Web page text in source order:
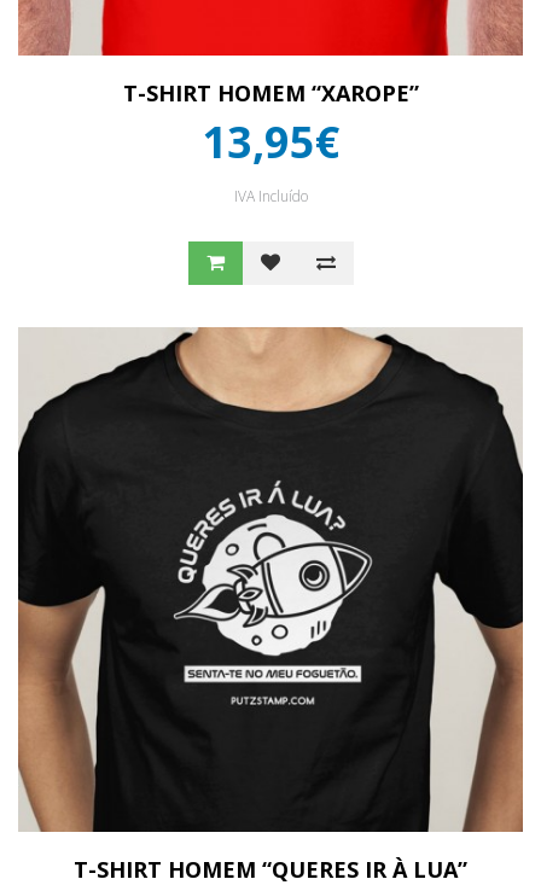
T-SHIRT HOMEM “XAROPE”
13,95€
IVA Incluído
T-SHIRT HOMEM “QUERES IR À LUA”